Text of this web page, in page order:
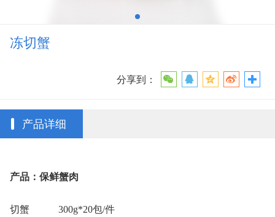
冻切蟹
分享到：
产品详细
产品：保鲜蟹肉
切蟹 300g*20包/件